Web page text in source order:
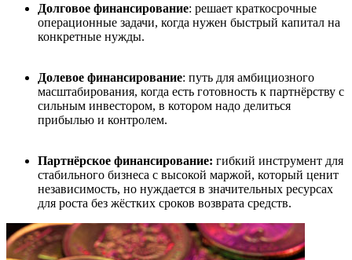
Долговое финансирование: решает краткосрочные
операционные задачи, когда нужен быстрый капитал на
конкретные нужды.
Долевое финансирование: путь для амбициозного
масштабирования, когда есть готовность к партнёрству с
сильным инвестором, в котором надо делиться
прибылью и контролем.
Партнёрское финансирование: гибкий инструмент для
стабильного бизнеса с высокой маржой, который ценит
независимость, но нуждается в значительных ресурсах
для роста без жёстких сроков возврата средств.